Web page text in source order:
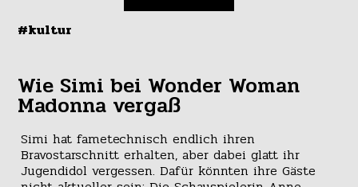
#kultur
Wie Simi bei Wonder Woman
Madonna vergaß
Simi hat fametechnisch endlich ihren
Bravostarschnitt erhalten, aber dabei glatt ihr
Jugendidol vergessen. Dafür könnten ihre Gäste